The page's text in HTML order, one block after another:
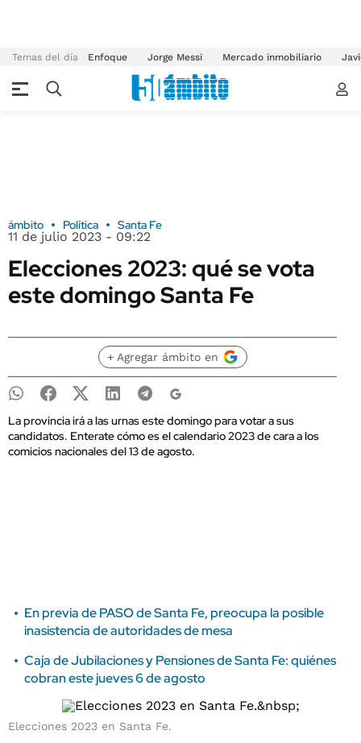
Temas del día Enfoque Jorge Messi Mercado inmobiliario
ámbito Política Santa Fe
11 de julio 2023 - 09:22
Elecciones 2023: qué se vota
este domingo Santa Fe
+ Agregar ámbito en
La provincia irá a las urnas este domingo para votar a sus
candidatos. Enterate cómo es el calendario 2023 de cara a los
comicios nacionales del 13 de agosto.
En previa de PASO de Santa Fe, preocupa la posible
inasistencia de autoridades de mesa
Caja de Jubilaciones y Pensiones de Santa Fe: quiénes
cobran este jueves 6 de agosto
Elecciones 2023 en Santa Fe.